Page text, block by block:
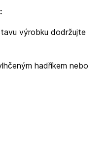
výrobku dodržujte
hadříkem nebo